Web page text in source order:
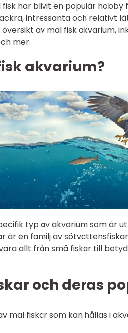
har blivit en populär hobby
intressanta och relativt
av mal fisk akvarium,
mer.
akvarium?
typ av akvarium som är
är en familj av
allt från små fiskar till
och deras
mal fiskar som kan hållas i